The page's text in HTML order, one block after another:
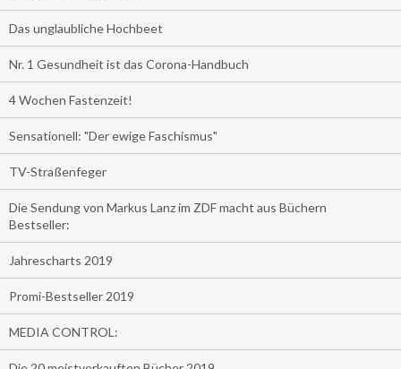
Das unglaubliche Hochbeet
Nr. 1 Gesundheit ist das Corona-Handbuch
4 Wochen Fastenzeit!
Sensationell: "Der ewige Faschismus"
TV-Straßenfeger
Die Sendung von Markus Lanz im ZDF macht aus Büchern
Bestseller:
Jahrescharts 2019
Promi-Bestseller 2019
MEDIA CONTROL: